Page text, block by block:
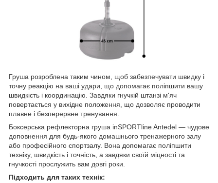
Груша розроблена таким чином, щоб забезпечувати швидку і
точну реакцію на ваші удари, що допомагає поліпшити вашу
швидкість і координацію. Завдяки гнучкій штанзі м'яч
повертається у вихідне положення, що дозволяє проводити
плавне і безперервне тренування.
Боксерська рефлекторна груша inSPORTline Antedel — чудове
доповнення для будь-якого домашнього тренажерного залу
або професійного спортзалу. Вона допомагає поліпшити
техніку, швидкість і точність, а завдяки своїй міцності та
гнучкості прослужить вам довгі роки.
Підходить для таких технік: